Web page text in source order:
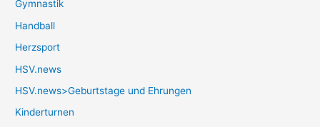
Gymnastik
Handball
Herzsport
HSV.news
HSV.news>Geburtstage und Ehrungen
Kinderturnen